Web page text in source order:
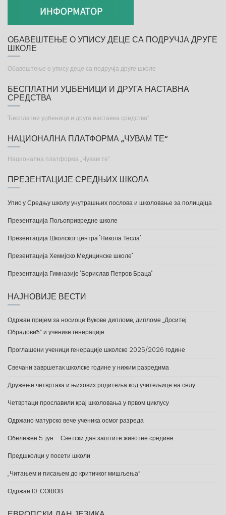
ОБАВЕШТЕЊЕ О УПИСУ ДЕЦЕ СА ПОДРУЧЈА ДРУГЕ
ШКОЛЕ
Обавештење о упису деце са подручја друге школе
БЕСПЛАТНИ УЏБЕНИЦИ И ДРУГА НАСТАВНА
СРЕДСТВА
"Бесплатни уџбеници и друга наставна средства“
НАЦИОНАЛНА ПЛАТФОРМА „ЧУВАМ ТЕ“
Национална платформа „Чувам те“
ПРЕЗЕНТАЦИЈЕ СРЕДЊИХ ШКОЛА
Упис у Средњу школу унутрашњих послова и школовање за полицајца
Презентација Пољопривредне школе
Презентација Школског центра "Никола Тесла"
Презентација Хемијско Медицинске школе"
Презентација Гимназије "Борислав Петров Браца"
НАЈНОВИЈЕ ВЕСТИ
Одржан пријем за носиоце Вукове дипломе, дипломе „Доситеј
Обрадовић“ и ученике генерације
Проглашени ученици генерације школске 2025/2026 године
Свечани завршетак школске године у нижим разредима
Дружење четвртака и њихових родитеља код учитељице на селу
Четвртаци прославили крај школовања у првом циклусу
Одржано матурско вече ученика осмог разреда
Обележен 5. јун – Светски дан заштите животне средине
Предшколци у посети школи
„Читањем и писањем до критичког мишљења“
Одржан 10. СОШОВ